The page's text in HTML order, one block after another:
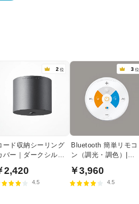
2 位
ード収納シーリング
バー｜ダークシルバ
2,420
4.5
3 位
Bluetooth 簡単リモコ
ン（調光・調色）|
￥3,960
4.5